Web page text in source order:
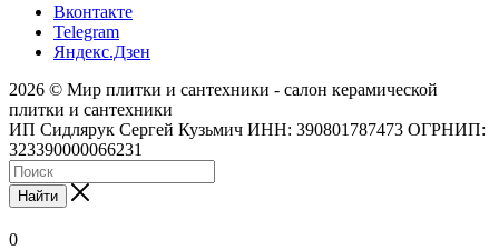
Вконтакте
Telegram
Яндекс.Дзен
2026 © Мир плитки и сантехники - салон керамической
плитки и сантехники
ИП Сидлярук Сергей Кузьмич ИНН: 390801787473 ОГРНИП:
323390000066231
Найти
0